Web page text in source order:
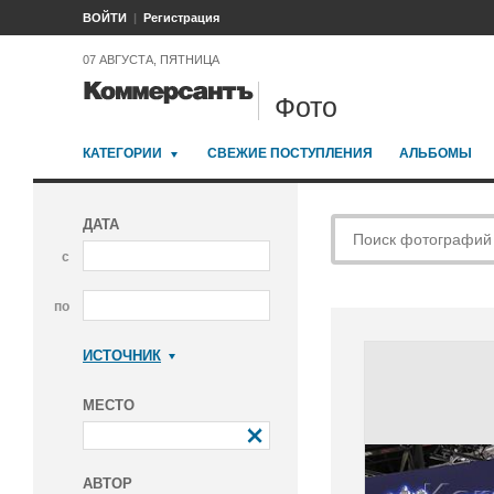
ВОЙТИ Регистрация
07 АВГУСТА, ПЯТНИЦА
Фото
КАТЕГОРИИ СВЕЖИЕ ПОСТУПЛЕНИЯ АЛЬБОМЫ
ДАТА
с
по
ИСТОЧНИК
МЕСТО
АВТОР